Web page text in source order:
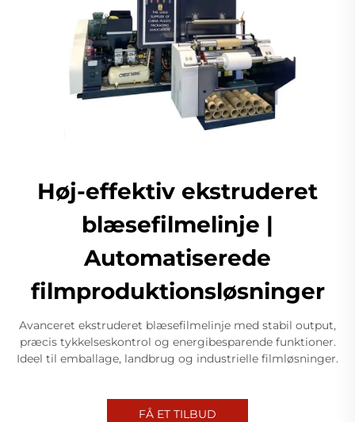
Høj-effektiv ekstruderet
blæsefilmelinje |
Automatiserede
filmproduktionsløsninger
Avanceret ekstruderet blæsefilmelinje med stabil output,
præcis tykkelseskontrol og energibesparende funktioner.
Ideel til emballage, landbrug og industrielle filmløsninger.
FÅ ET TILBUD